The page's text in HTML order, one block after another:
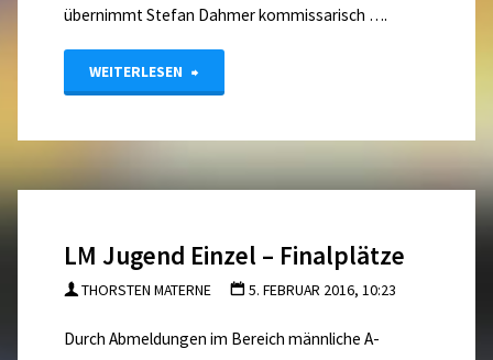
übernimmt Stefan Dahmer kommissarisch ….
WEITERLESEN "Ämter
besetzt"
LM Jugend Einzel – Finalplätze
THORSTEN MATERNE 5. FEBRUAR 2016, 10:23
Durch Abmeldungen im Bereich männliche A-